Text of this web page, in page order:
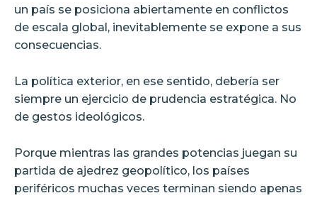
un país se posiciona abiertamente en conflictos
de escala global, inevitablemente se expone a sus
consecuencias.
La política exterior, en ese sentido, debería ser
siempre un ejercicio de prudencia estratégica. No
de gestos ideológicos.
Porque mientras las grandes potencias juegan su
partida de ajedrez geopolítico, los países
periféricos muchas veces terminan siendo apenas